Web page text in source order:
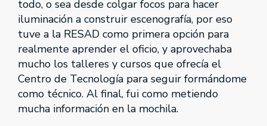
todo, o sea desde colgar focos para hacer
iluminación a construir escenografía, por eso
tuve a la RESAD como primera opción para
realmente aprender el oficio, y aprovechaba
mucho los talleres y cursos que ofrecía el
Centro de Tecnología para seguir formándome
como técnico. Al final, fui como metiendo
mucha información en la mochila.